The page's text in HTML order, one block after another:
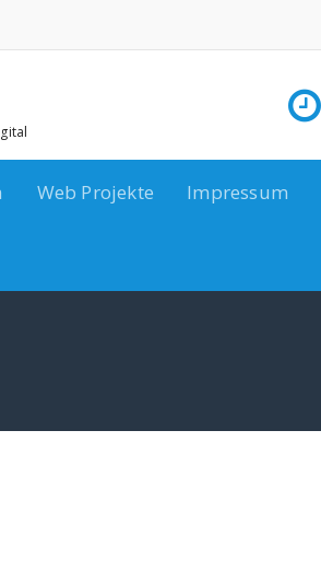
Web Projekte Impressum